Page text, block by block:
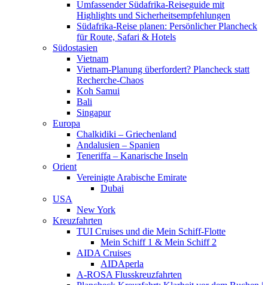
Umfassender Südafrika-Reiseguide mit
Highlights und Sicherheitsempfehlungen
Südafrika-Reise planen: Persönlicher Plancheck
für Route, Safari & Hotels
Südostasien
Vietnam
Vietnam-Planung überfordert? Plancheck statt
Recherche-Chaos
Koh Samui
Bali
Singapur
Europa
Chalkidiki – Griechenland
Andalusien – Spanien
Teneriffa – Kanarische Inseln
Orient
Vereinigte Arabische Emirate
Dubai
USA
New York
Kreuzfahrten
TUI Cruises und die Mein Schiff-Flotte
Mein Schiff 1 & Mein Schiff 2
AIDA Cruises
AIDAperla
A-ROSA Flusskreuzfahrten